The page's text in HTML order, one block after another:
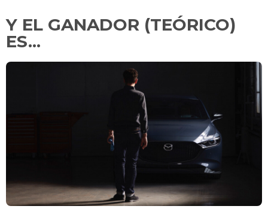
Y EL GANADOR (TEÓRICO)
ES...